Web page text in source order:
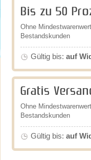
Bis zu 50
Ohne
Bestandskunden
Gültig bis: auf
Gratis
Ohne
Bestandskunden
Gültig bis: auf